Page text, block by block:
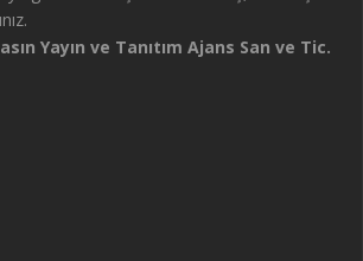
Yayın ve Tanıtım Ajans San ve Tic.